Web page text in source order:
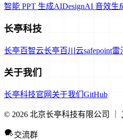
智能 PPT 生成AIDesignAI 音效生
长亭科技
长亭百智云长亭百川云safepoint雷
关于我们
长亭科技官网 关于我们 GitHub
© 2026 北京长亭科技有限公司 ｜
交流群